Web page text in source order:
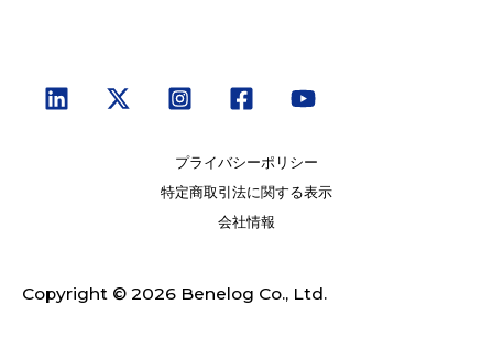
プライバシーポリシー
特定商取引法に関する表示
会社情報
Copyright © 2026 Benelog Co., Ltd.